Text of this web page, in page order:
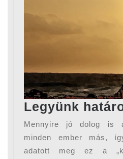
Legyünk
Mennyire jó dolog is
minden ember más,
adatott meg ez a